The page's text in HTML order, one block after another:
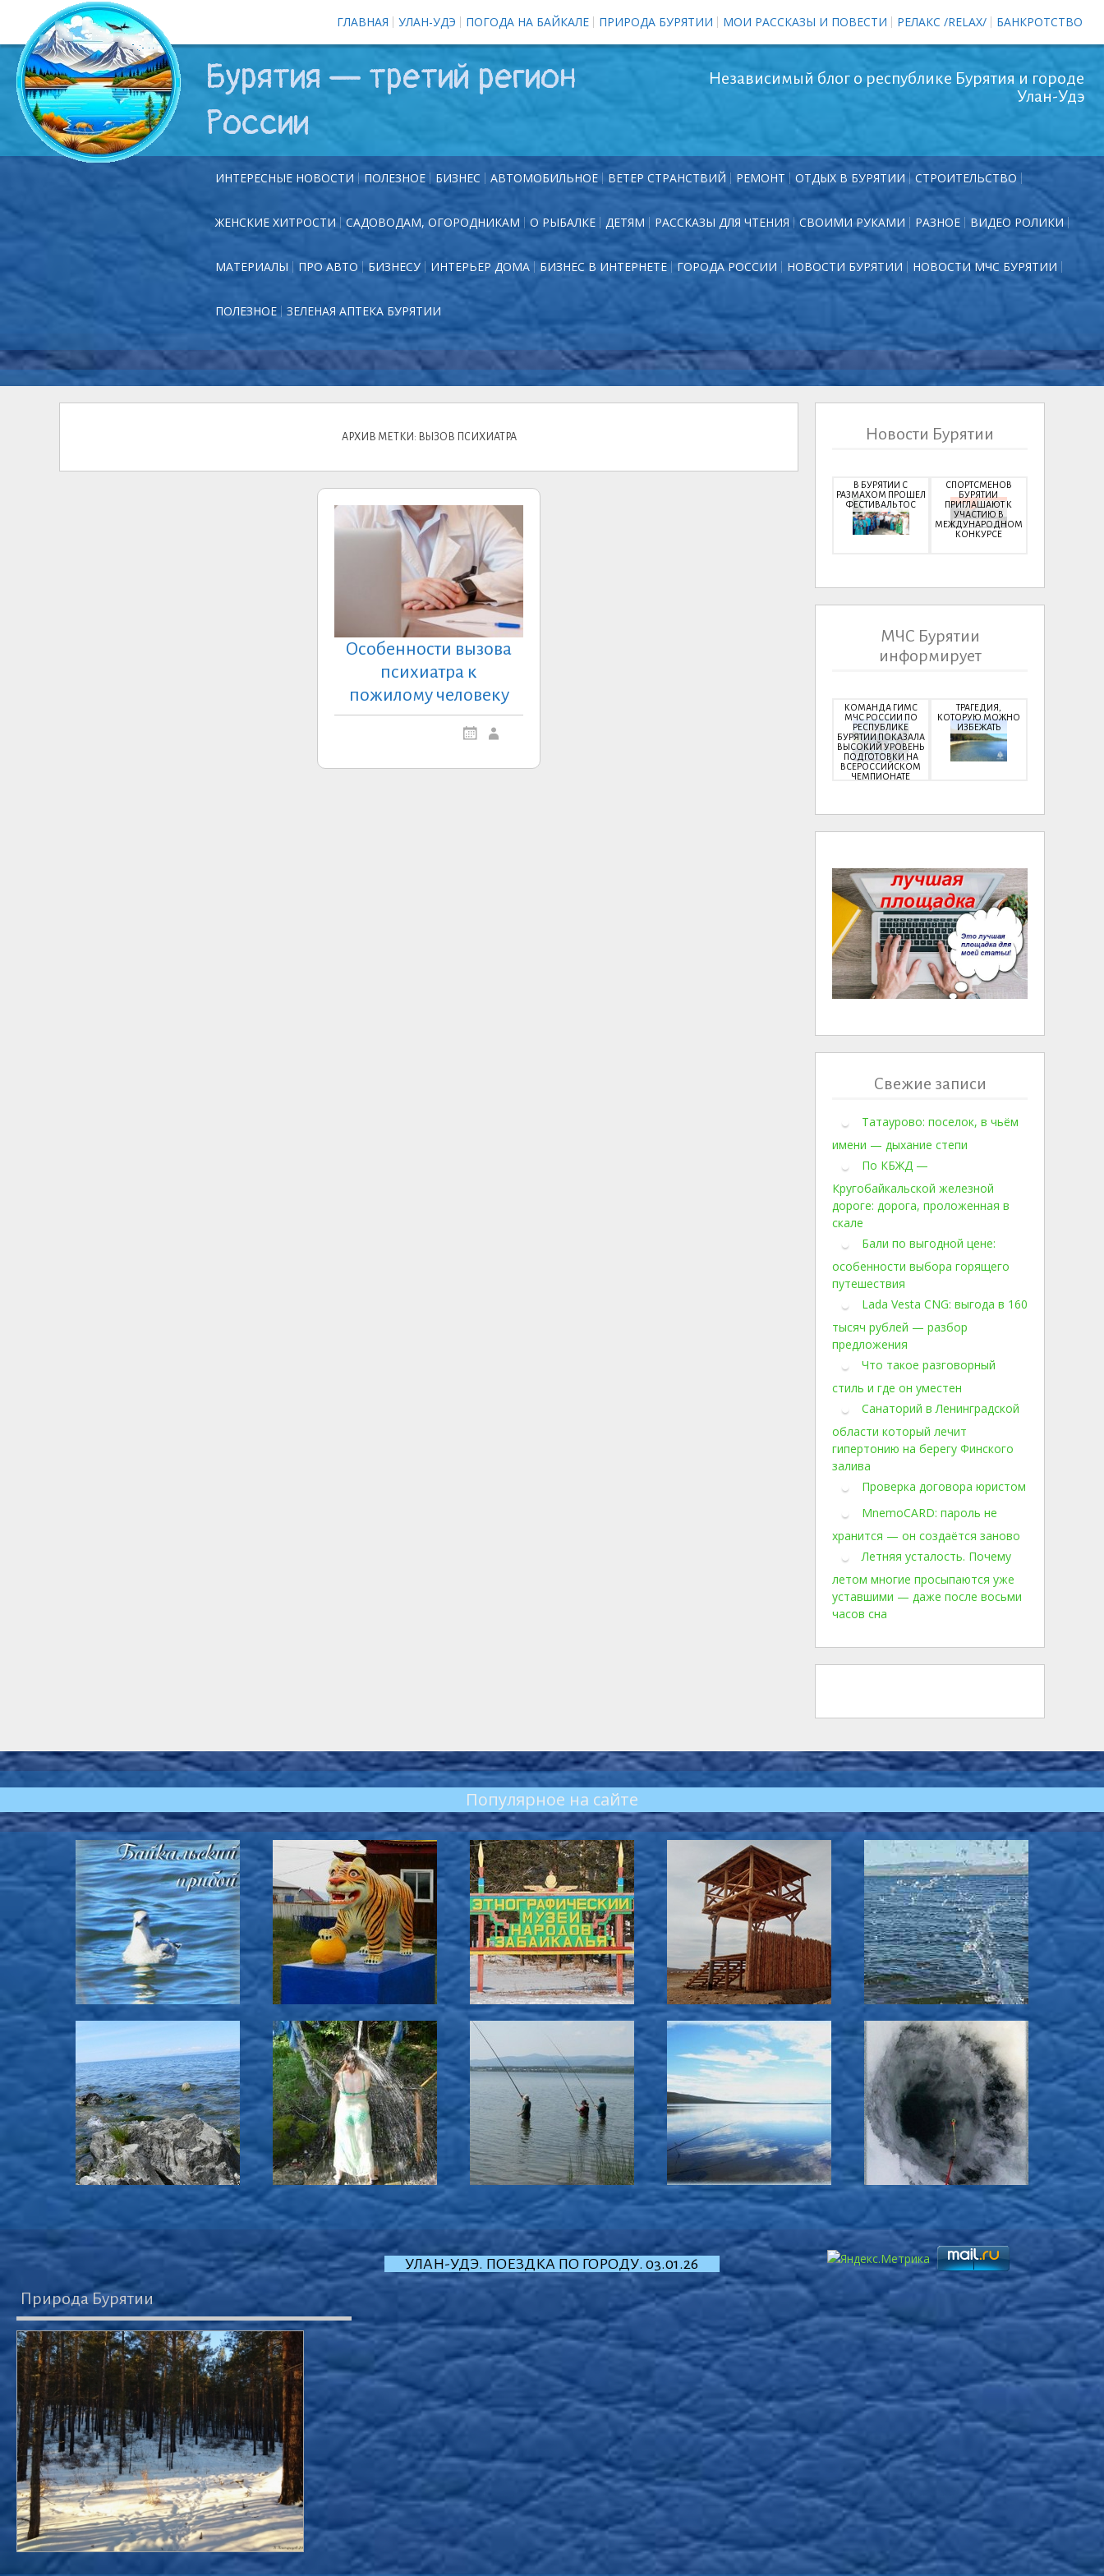
ГЛАВНАЯ УЛАН-УДЭ ПОГОДА НА БАЙКАЛЕ ПРИРОДА БУРЯТИИ МОИ РАССКАЗЫ И ПОВЕСТИ РЕЛАКС /RELAX/ БАНКРОТСТВО
Бурятия — третий регион
России
Независимый блог о республике Бурятия и городе
Улан-Удэ
ИНТЕРЕСНЫЕ НОВОСТИ ПОЛЕЗНОЕ БИЗНЕС АВТОМОБИЛЬНОЕ ВЕТЕР СТРАНСТВИЙ РЕМОНТ ОТДЫХ В БУРЯТИИ СТРОИТЕЛЬСТВО
ЖЕНСКИЕ ХИТРОСТИ САДОВОДАМ, ОГОРОДНИКАМ О РЫБАЛКЕ ДЕТЯМ РАССКАЗЫ ДЛЯ ЧТЕНИЯ СВОИМИ РУКАМИ РАЗНОЕ ВИДЕО РОЛИКИ
МАТЕРИАЛЫ ПРО АВТО БИЗНЕСУ ИНТЕРЬЕР ДОМА БИЗНЕС В ИНТЕРНЕТЕ ГОРОДА РОССИИ НОВОСТИ БУРЯТИИ НОВОСТИ МЧС БУРЯТИИ
ПОЛЕЗНОЕ ЗЕЛЕНАЯ АПТЕКА БУРЯТИИ
АРХИВ МЕТКИ: ВЫЗОВ ПСИХИАТРА
Особенности вызова
психиатра к
пожилому человеку
Новости Бурятии
В БУРЯТИИ С
РАЗМАХОМ ПРОШЕЛ
ФЕСТИВАЛЬ ТОС
СПОРТСМЕНОВ
БУРЯТИИ
ПРИГЛАШАЮТ К
УЧАСТИЮ В
МЕЖДУНАРОДНОМ
КОНКУРСЕ
МЧС Бурятии
информирует
КОМАНДА ГИМС
МЧС РОССИИ ПО
РЕСПУБЛИКЕ
БУРЯТИИ ПОКАЗАЛА
ВЫСОКИЙ УРОВЕНЬ
ПОДГОТОВКИ НА
ВСЕРОССИЙСКОМ
ЧЕМПИОНАТЕ
ТРАГЕДИЯ,
КОТОРУЮ МОЖНО
ИЗБЕЖАТЬ
Свежие записи
Татаурово: поселок, в чьём
имени — дыхание степи
По КБЖД —
Кругобайкальской железной
дороге: дорога, проложенная в
скале
Бали по выгодной цене:
особенности выбора горящего
путешествия
Lada Vesta CNG: выгода в 160
тысяч рублей — разбор
предложения
Что такое разговорный
стиль и где он уместен
Санаторий в Ленинградской
области который лечит
гипертонию на берегу Финского
залива
Проверка договора юристом
MnemoCARD: пароль не
хранится — он создаётся заново
Летняя усталость. Почему
летом многие просыпаются уже
уставшими — даже после восьми
часов сна
Популярное на сайте
Природа Бурятии
УЛАН-УДЭ. ПОЕЗДКА ПО ГОРОДУ. 03.01.26